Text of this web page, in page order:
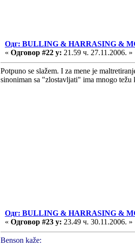
Одг: BULLING & HARRASING &
« Одговор #22 у: 21.59 ч. 27.11.2006. »
Potpuno se slažem. I za mene je
sinoniman sa "zlostavljati" ima mnogo
Одг: BULLING & HARRASING &
« Одговор #23 у: 23.49 ч. 30.11.2006. »
Benson kaže: